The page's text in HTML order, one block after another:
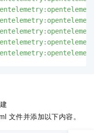
文件并添加以下内容。